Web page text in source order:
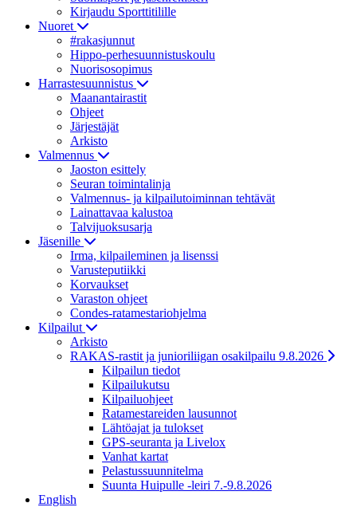
Kirjaudu Sporttitilille
Nuoret
#rakasjunnut
Hippo-perhesuunnistuskoulu
Nuorisosopimus
Harrastesuunnistus
Maanantairastit
Ohjeet
Järjestäjät
Arkisto
Valmennus
Jaoston esittely
Seuran toimintalinja
Valmennus- ja kilpailutoiminnan tehtävät
Lainattavaa kalustoa
Talvijuoksusarja
Jäsenille
Irma, kilpaileminen ja lisenssi
Varusteputiikki
Korvaukset
Varaston ohjeet
Condes-ratamestariohjelma
Kilpailut
Arkisto
RAKAS-rastit ja junioriliigan osakilpailu 9.8.2026
Kilpailun tiedot
Kilpailukutsu
Kilpailuohjeet
Ratamestareiden lausunnot
Lähtöajat ja tulokset
GPS-seuranta ja Livelox
Vanhat kartat
Pelastussuunnitelma
Suunta Huipulle -leiri 7.-9.8.2026
English